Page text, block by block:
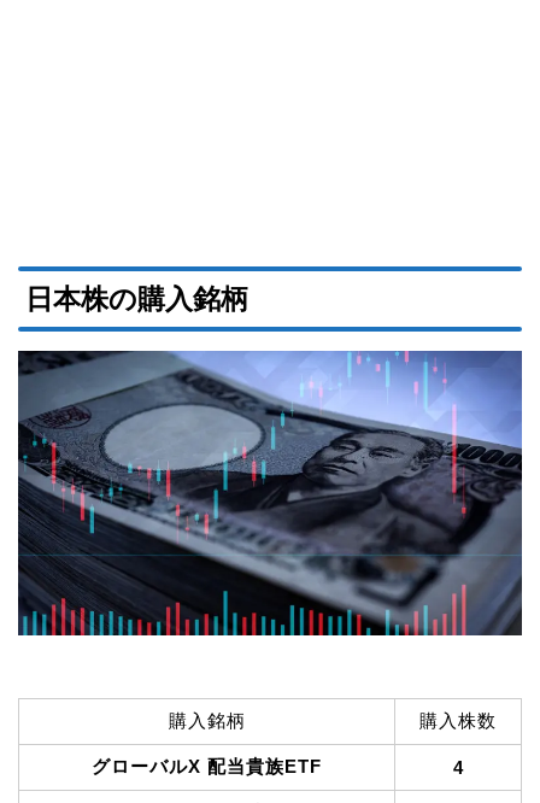
日本株の購入銘柄
購入銘柄 購入株数
グローバルX 配当貴族ETF 4